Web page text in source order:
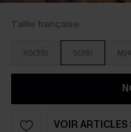
Taille française
XS(36) S(38)
VOIR ARTICLES